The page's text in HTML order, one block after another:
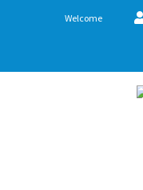
Welcome